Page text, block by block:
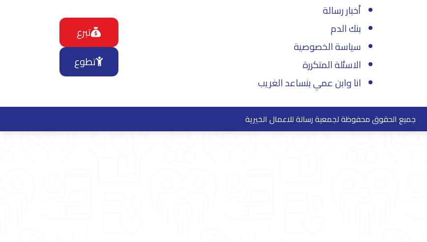
أخبار رسالة
بنك الدم
سياسة الخصوصية
الاسئلة المتكررة
انا وابن عمي بنساعد الغريب
تبرع
تطوع
جميع الحقوق محفوظة لجمعية رسالة للاعمال الخيرية